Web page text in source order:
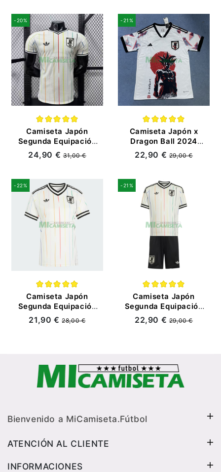
-20%
Camiseta Japón
Segunda Equipación
Mundial 2026 Blanco
(EDICIÓN JUGADOR)
24,90 €31,00 €
-21%
Camiseta Japón x
Dragon Ball 2024
Edición Especial
Blanco
22,90 €29,00 €
-22%
Camiseta Japón
Segunda Equipación
Mundial 2026 Blanco
Mujer
21,90 €28,00 €
-21%
Camiseta Japón
Segunda Equipación
Mundial 2026 Blanco
Niño Kit
22,90 €29,00 €
Bienvenido a MiCamiseta.Fútbol
ATENCIÓN AL CLIENTE
INFORMACIONES